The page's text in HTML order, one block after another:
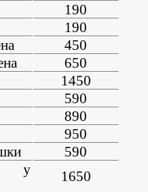
190
190
450
650
1450
590
890
950
590
у
1650